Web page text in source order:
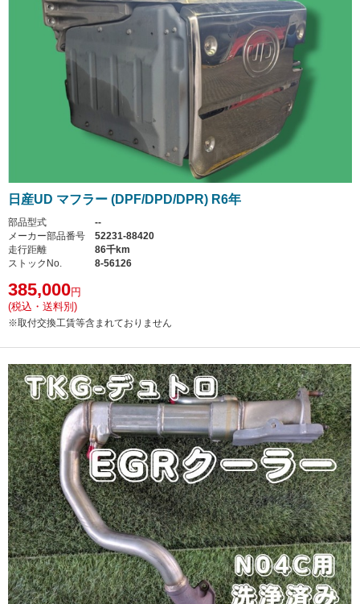
日産UD マフラー (DPF/DPD/DPR) R6年
部品型式
--
メーカー部品番号
52231-88420
走行距離
86千km
ストックNo.
8-56126
385,000円
(税込・送料別)
※取付交換工賃等含まれておりません